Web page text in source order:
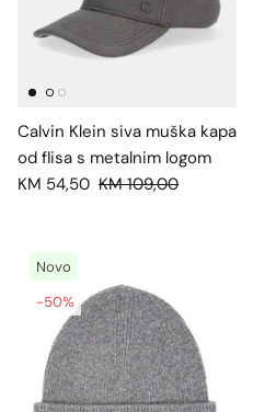
Calvin Klein siva muška kapa
od flisa s metalnim logom
KM 54,50 KM 109,00
Novo
-50%